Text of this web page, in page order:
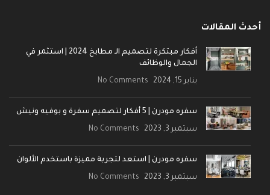
أحدث المقالات
أفكار مبتكرة لتصميم الـ مطابخ 2024 | استثمر في
الجمال والوظائف
يناير 15, 2024 No Comments
سفره مودرن | 5 أفكار لتصميم سفرة و بوفيه ونيش
سبتمبر 3, 2023 No Comments
سفره مودرن | استعد لتجربة مميزة باستخدم الألوان
سبتمبر 3, 2023 No Comments